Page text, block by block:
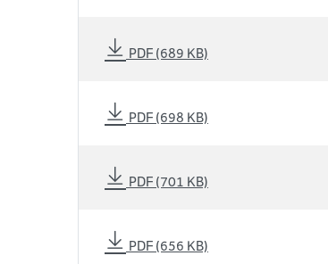
PDF (689 KB)
PDF (698 KB)
PDF (701 KB)
PDF (656 KB)